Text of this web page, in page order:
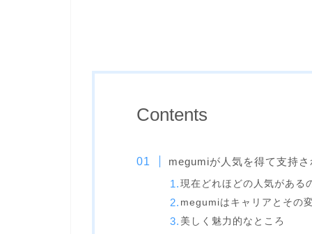
Contents
megumiが人気を得て支持
現在どれほどの人気がある
megumiはキャリアとその
美しく魅力的なところ